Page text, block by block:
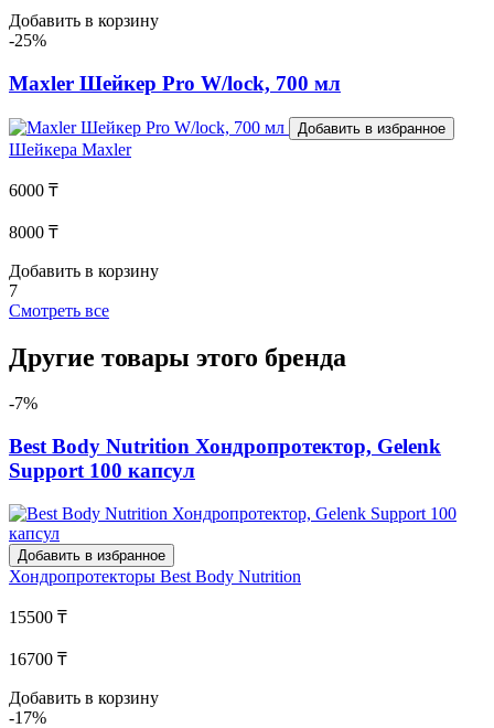
Добавить в корзину
-25%
Maxler Шейкер Pro W/lock, 700 мл
Добавить в избранное
Шейкера Maxler
6000 ₸
8000 ₸
Добавить в корзину
7
Смотреть все
Другие товары этого бренда
-7%
Best Body Nutrition Хондропротектор, Gelenk
Support 100 капсул
Добавить в избранное
Хондропротекторы Best Body Nutrition
15500 ₸
16700 ₸
Добавить в корзину
-17%